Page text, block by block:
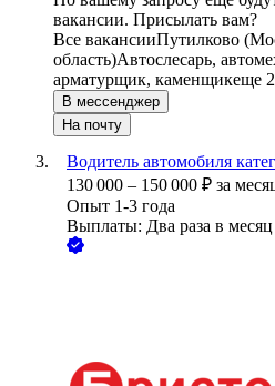
вакансии. Присылать вам?
Все вакансииПутилково
область)Автослесарь,
арматурщик, каменщикеще
В мессенджер
На почту
Водитель автомобиля
130 000 – 150 000 ₽ за
Опыт 1-3 года
Выплаты: Два раза в месяц